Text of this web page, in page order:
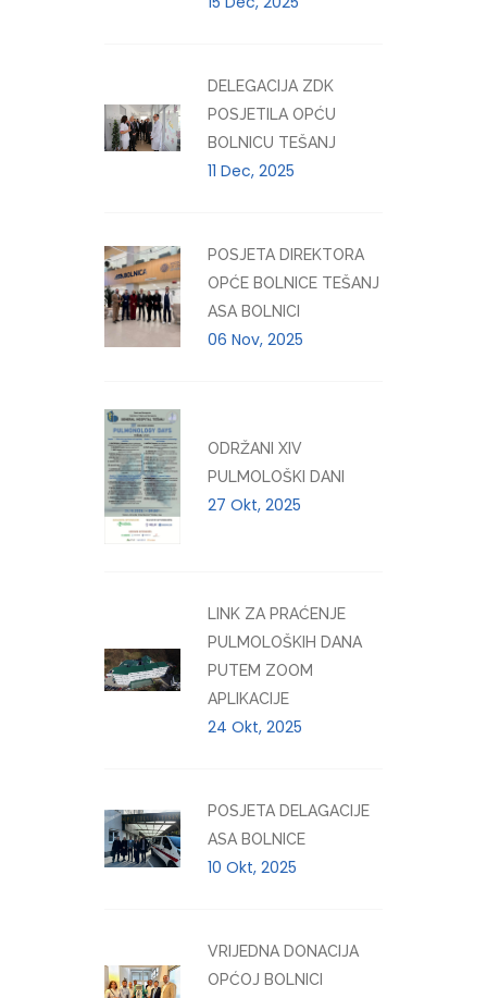
DELEGACIJA ZDK
POSJETILA OPĆU
BOLNICU TEŠANJ
11 Dec, 2025
POSJETA DIREKTORA
OPĆE BOLNICE TEŠANJ
ASA BOLNICI
06 Nov, 2025
ODRŽANI XIV
PULMOLOŠKI DANI
27 Okt, 2025
LINK ZA PRAĆENJE
PULMOLOŠKIH DANA
PUTEM ZOOM
APLIKACIJE
24 Okt, 2025
POSJETA DELAGACIJE
ASA BOLNICE
10 Okt, 2025
VRIJEDNA DONACIJA
OPĆOJ BOLNICI